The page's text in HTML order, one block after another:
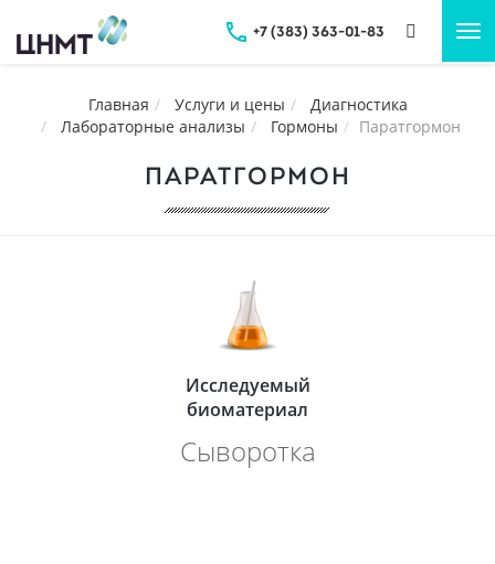
+7 (383) 363-01-83
Главная Услуги и цены
Диагностика
Лабораторные анализы
Гормоны Паратгормон
ПАРАТГОРМОН
Исследуемый
биоматериал
Сыворотка